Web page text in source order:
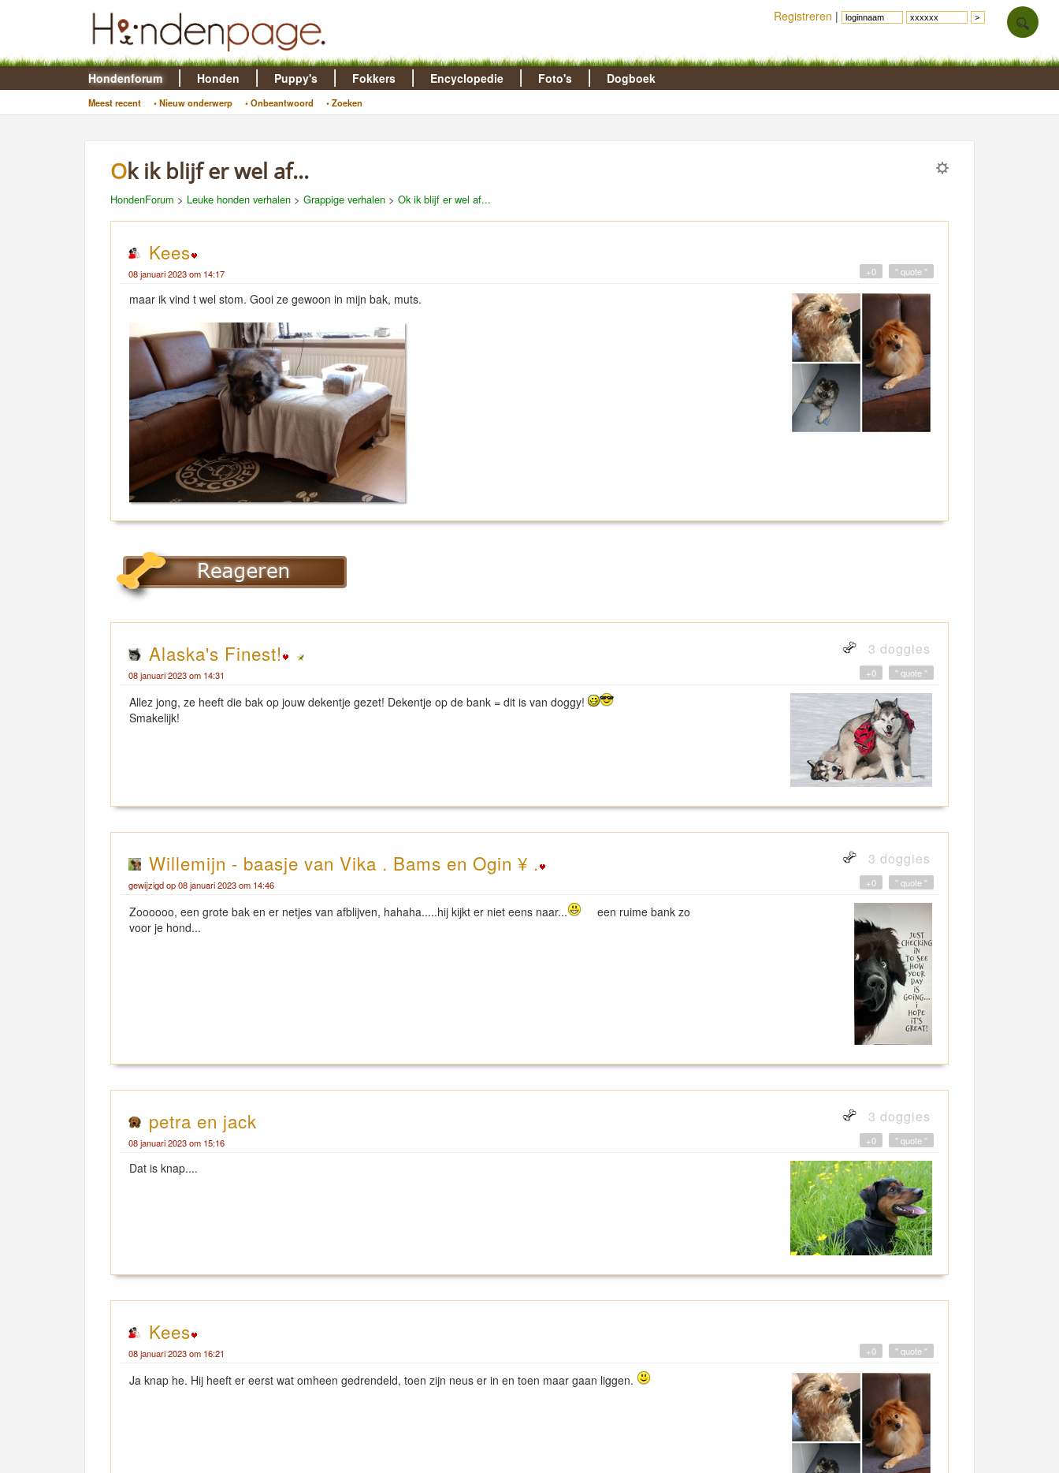
Hondenforum
Meest recent • Nieuw onderwerp • Onbeantwoord • Zoeken
Honden Puppy's Fokkers Encyclopedie Foto's Dogboek
Ok ik blijf er wel af...
HondenForum > Leuke honden verhalen > Grappige verhalen > Ok ik blijf er wel af...
Kees
08 januari 2023 om 14:17 " quote "
+0
maar ik vind t wel stom. Gooi ze gewoon in mijn bak, muts.
Alaska's Finest! 3 doggies
08 januari 2023 om 14:31 " quote "
+0
Allez jong, ze heeft die bak op jouw dekentje gezet! Dekentje op de bank = dit is van doggy!
Smakelijk!
Willemijn - baasje van Vika . Bams en Ogin ¥ . 3 doggies
gewijzigd op 08 januari 2023 om 14:46 " quote "
+0
Zoooooo, een grote bak en er netjes van afblijven, hahaha.....hij kijkt er niet eens naar...
een ruime bank zo
voor je hond...
petra en jack 3 doggies
08 januari 2023 om 15:16 " quote "
+0
Dat is knap....
Kees
08 januari 2023 om 16:21 " quote "
+0
Ja knap he. Hij heeft er eerst wat omheen gedrendeld, toen zijn neus er in en toen maar gaan liggen.
Registreren |